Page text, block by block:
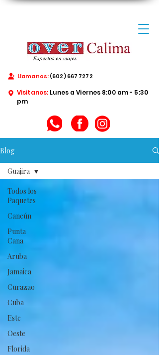
Llamanos:(602) 667 7272
Visitanos: Lunes a Viernes 8:00 am - 5:30
pm
Blog
Todos los
Paquetes
Cancún
Punta
Cana
Aruba
Jamaica
Curazao
Cuba
Este
Oeste
Florida
Guajira